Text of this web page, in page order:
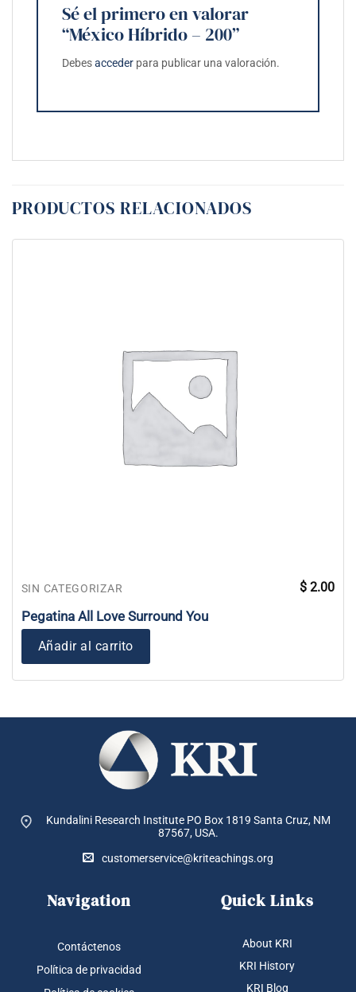
Sé el primero en valorar
“México Híbrido – 200”
Debesacceder para publicar una valoración.
PRODUCTOS RELACIONADOS
SIN CATEGORIZAR
Pegatina All Love Surround You
$ 2.00
Añadir al carrito
Kundalini Research Institute PO Box 1819 Santa Cruz, NM
87567, USA.
customerservice@kriteachings.org
Navigation
Contáctenos
Política de privacidad
Quick Links
About KRI
KRI History
KRI Blog